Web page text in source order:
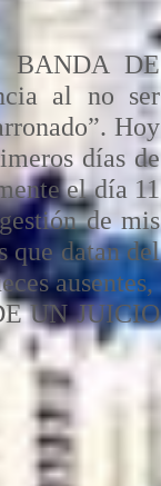
BANDA DE
al no ser
Hoy
días de
el día 11
de mis
que datan del
ausentes,
UN JUICIO